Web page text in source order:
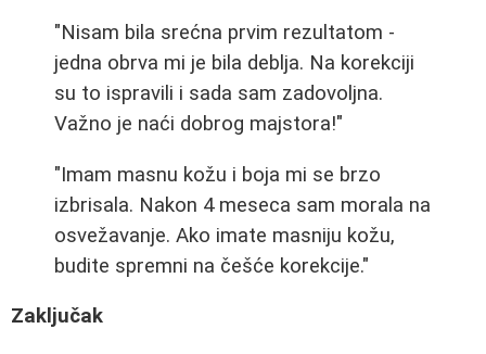
"Nisam bila srećna prvim rezultatom -
jedna obrva mi je bila deblja. Na korekciji
su to ispravili i sada sam zadovoljna.
Važno je naći dobrog majstora!"
"Imam masnu kožu i boja mi se brzo
izbrisala. Nakon 4 meseca sam morala na
osvežavanje. Ako imate masniju kožu,
budite spremni na češće korekcije."
Zaključak